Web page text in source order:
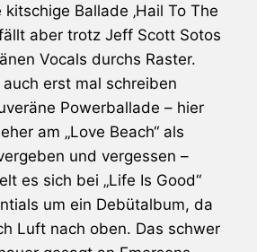
Ballade ‚Hail To The
aber trotz Jeff Scott Sotos
Vocals durchs Raster.
erst mal schreiben
Powerballade – hier
am „Love Beach“ als
und vergessen –
es sich bei „Life Is Good“
um ein Debütalbum, da
Luft nach oben. Das schwer